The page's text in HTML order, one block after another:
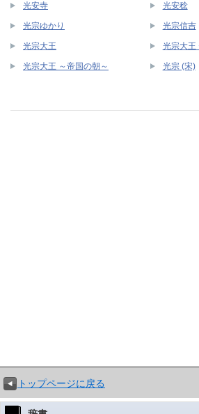
光安寺 光安稔
光宗ゆかり 光宗信吉
光宗大王 光宗大王
光宗大王 ～帝国の朝～ 光宗 (宋)
トップページに戻る